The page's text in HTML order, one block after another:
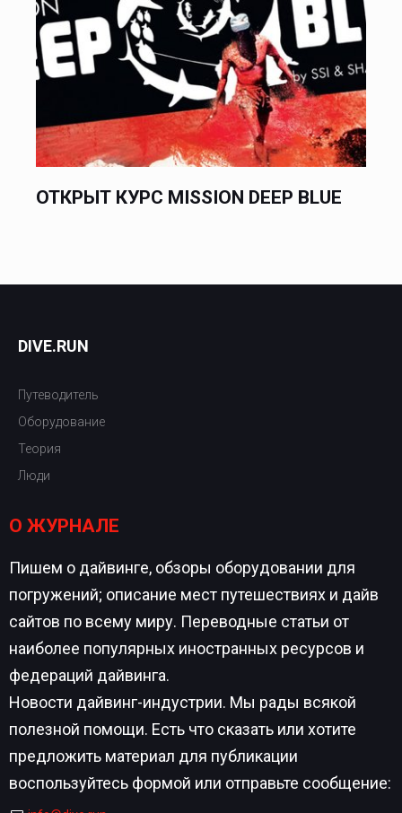
ОТКРЫТ КУРС MISSION DEEP BLUE
DIVE.RUN
Путеводитель
Оборудование
Теория
Люди
О ЖУРНАЛЕ
Пишем о дайвинге, обзоры оборудовании для
погружений; описание мест путешествиях и дайв
сайтов по всему миру. Переводные статьи от
наиболее популярных иностранных ресурсов и
федераций дайвинга.
Новости дайвинг-индустрии. Мы рады всякой
полезной помощи. Есть что сказать или хотите
предложить материал для публикации
воспользуйтесь формой или отправьте сообщение: